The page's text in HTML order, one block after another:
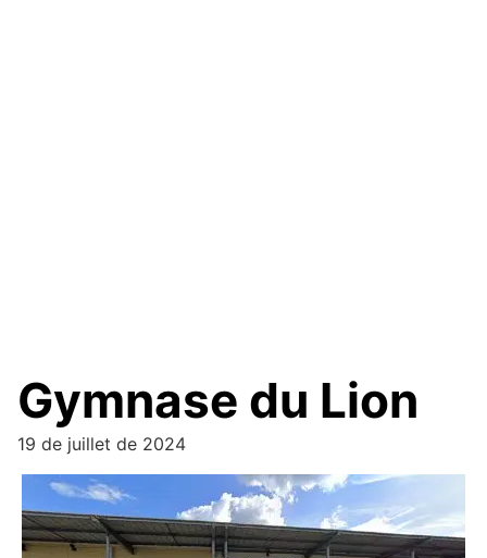
Gymnase du Lion
19 de juillet de 2024